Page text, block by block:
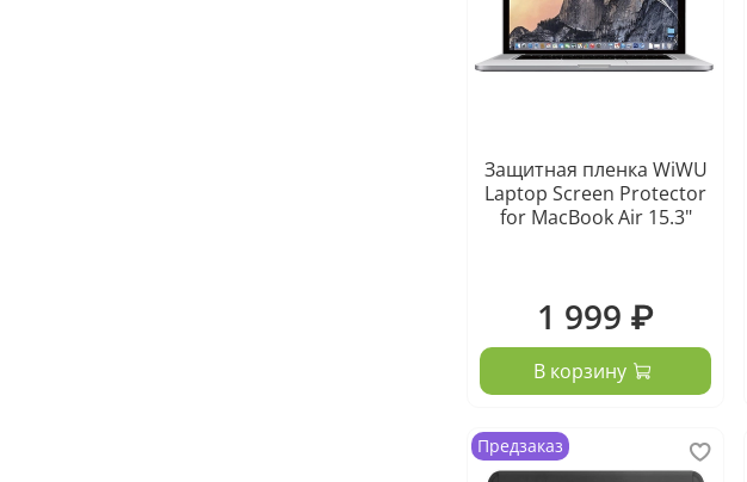
Защитная пленка WiWU
Laptop Screen Protector
for MacBook Air 15.3"
1 999 ₽
В корзину
Предзаказ